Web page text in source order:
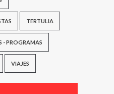
TERTULIA
- PROGRAMAS
VIAJES